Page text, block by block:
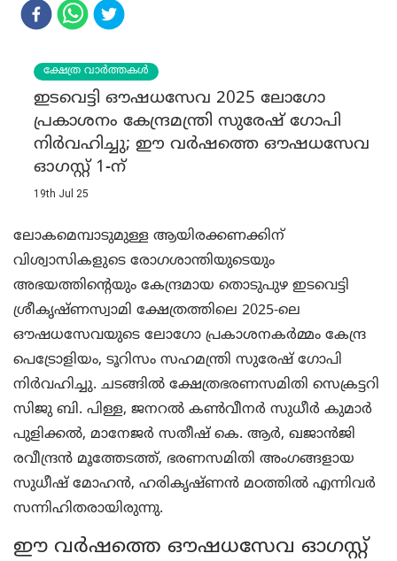
ക്ഷേത്ര വാർത്തകൾ
ഇടവെട്ടി ഔഷധസേവ 2025 ലോഗോ
പ്രകാശനം കേന്ദ്രമന്ത്രി സുരേഷ് ഗോപി
നിര്‍വഹിച്ചു; ഈ വര്‍ഷത്തെ ഔഷധസേവ
ഓഗസ്റ്റ് 1-ന്
19th Jul 25
ലോകമെമ്പാടുമുള്ള ആയിരക്കണക്കിന്
വിശ്വാസികളുടെ രോഗശാന്തിയുടെയും
അഭയത്തിന്റെയും കേന്ദ്രമായ തൊടുപുഴ ഇടവെട്ടി
ശ്രീകൃഷ്ണസ്വാമി ക്ഷേത്രത്തിലെ 2025-ലെ
ഔഷധസേവയുടെ ലോഗോ പ്രകാശനകര്‍മ്മം കേന്ദ്ര
പെട്രോളിയം, ടൂറിസം സഹമന്ത്രി സുരേഷ് ഗോപി
നിര്‍വഹിച്ചു. ചടങ്ങില്‍ ക്ഷേത്രഭരണസമിതി സെക്രട്ടറി
സിജു ബി. പിള്ള, ജനറല്‍ കണ്‍വീനര്‍ സുധീര്‍ കുമാര്‍
പുളിക്കല്‍, മാനേജര്‍ സതീഷ് കെ. ആര്‍, ഖജാന്‍ജി
രവീന്ദ്രന്‍ മൂത്തേടത്ത്, ഭരണസമിതി അംഗങ്ങളായ
സുധീഷ് മോഹന്‍, ഹരികൃഷ്ണന്‍ മഠത്തില്‍ എന്നിവര്‍
സന്നിഹിതരായിരുന്നു.
ഈ വര്‍ഷത്തെ ഔഷധസേവ ഓഗസ്റ്റ്